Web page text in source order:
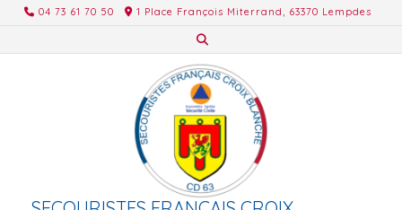
Skip
content
04 73 61 70 50 1 Place François Miterrand, 63370 Lempdes